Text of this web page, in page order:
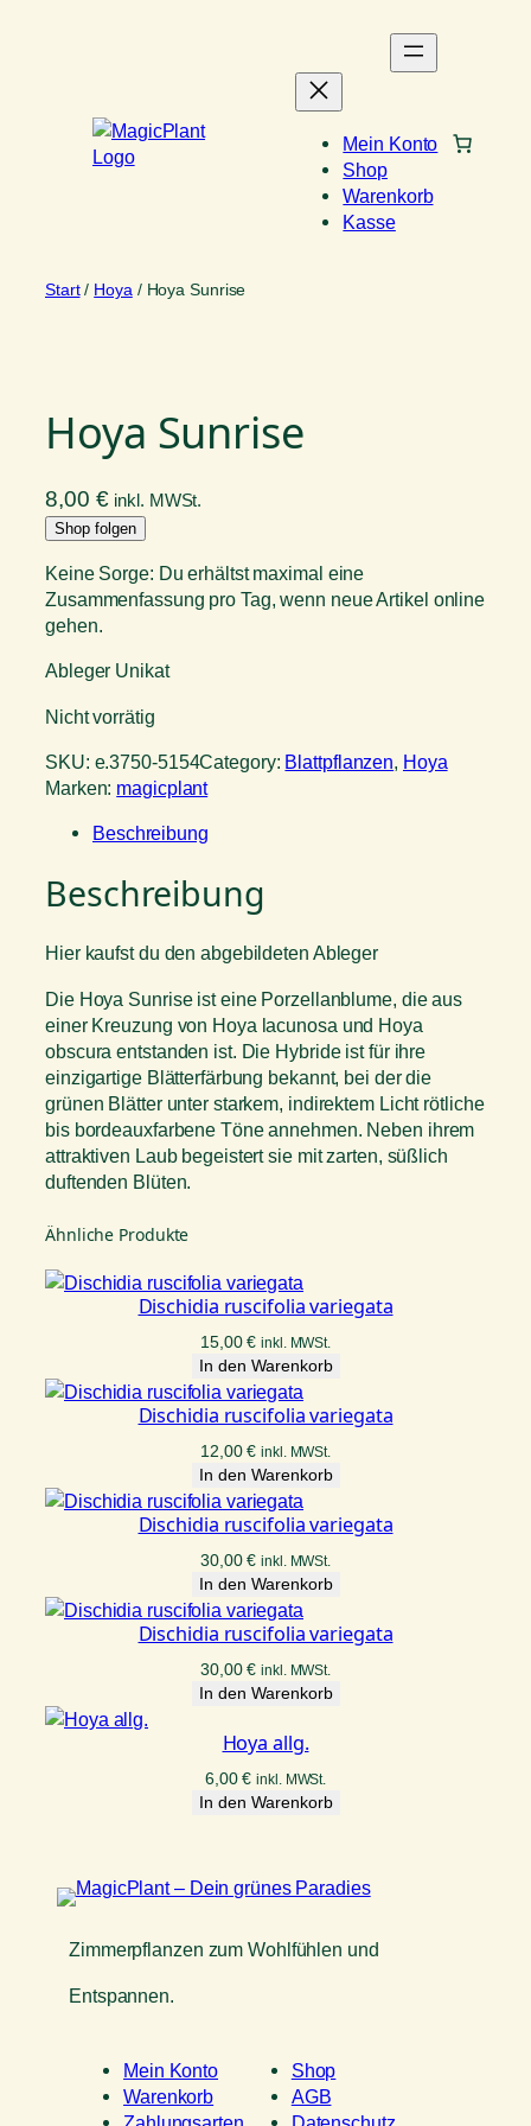
Mein Konto
Shop
Warenkorb
Kasse
Start/ Hoya / Hoya Sunrise
Hoya Sunrise
8,00 € inkl. MWSt.
Shop folgen
Keine Sorge: Du erhältst maximal eine
Zusammenfassung pro Tag, wenn neue Artikel online
gehen.
Ableger Unikat
Nicht vorrätig
SKU: e.3750-5154Category: Blattpflanzen, Hoya
Marken: magicplant
Beschreibung
Beschreibung
Hier kaufst du den abgebildeten Ableger
Die Hoya Sunrise ist eine Porzellanblume, die aus
einer Kreuzung von Hoya lacunosa und Hoya
obscura entstanden ist. Die Hybride ist für ihre
einzigartige Blätterfärbung bekannt, bei der die
grünen Blätter unter starkem, indirektem Licht rötliche
bis bordeauxfarbene Töne annehmen. Neben ihrem
attraktiven Laub begeistert sie mit zarten, süßlich
duftenden Blüten.
Ähnliche Produkte
Dischidia ruscifolia variegata
15,00€ inkl. MWSt.
In den Warenkorb
Dischidia ruscifolia variegata
12,00€ inkl. MWSt.
In den Warenkorb
Dischidia ruscifolia variegata
30,00€ inkl. MWSt.
In den Warenkorb
Dischidia ruscifolia variegata
30,00€ inkl. MWSt.
In den Warenkorb
Hoya allg.
6,00€ inkl. MWSt.
In den Warenkorb
Zimmerpflanzen zum Wohlfühlen und
Entspannen.
Mein Konto
Warenkorb
Shop
AGB